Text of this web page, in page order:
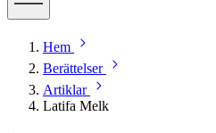
Hem
Berättelser
Artiklar
Latifa Melk